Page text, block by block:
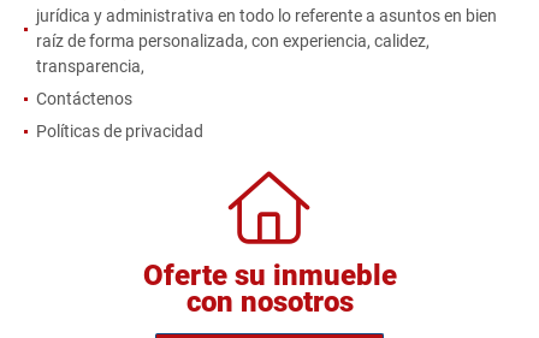
Nuestra empresa nace con la finalidad de brindar una asesoría
jurídica y administrativa en todo lo referente a asuntos en bien
raíz de forma personalizada, con experiencia, calidez,
transparencia,
Contáctenos
Oferte su inmueble